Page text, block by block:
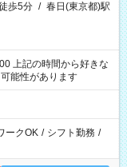
歩5分 / 春日(東京都)駅
な
能性があります
ークOK / シフト勤務 /